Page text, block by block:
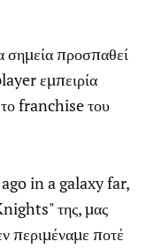
σημεία προσπαθεί
εμπειρία
το franchise του
in a galaxy far,
της, μας
περιμέναμε ποτέ